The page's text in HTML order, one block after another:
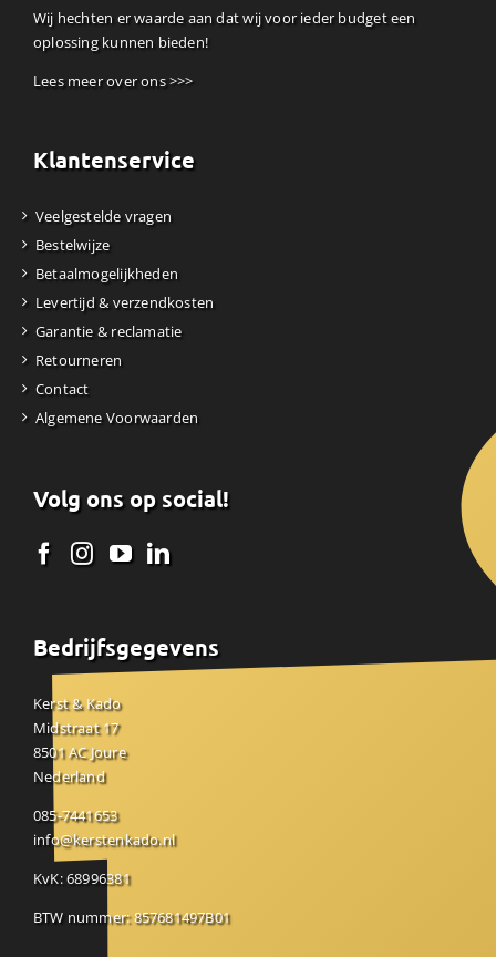
Wij hechten er waarde aan dat wij voor ieder budget een
oplossing kunnen bieden!
Lees meer over ons >>>
Klantenservice
Veelgestelde vragen
Bestelwijze
Betaalmogelijkheden
Levertijd & verzendkosten
Garantie & reclamatie
Retourneren
Contact
Algemene Voorwaarden
Volg ons op social!
Bedrijfsgegevens
Kerst & Kado
Midstraat 17
8501 AC Joure
Nederland
085-7441653
info@kerstenkado.nl
KvK: 68996381
BTW nummer: 857681497B01